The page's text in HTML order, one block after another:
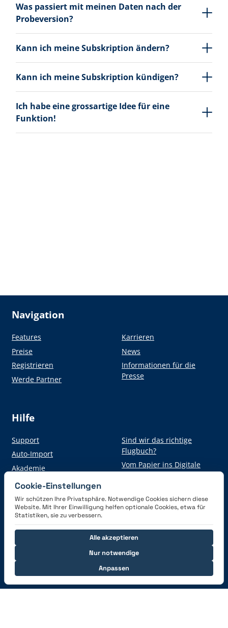
Was passiert mit meinen Daten nach der
Probeversion?
Kann ich meine Subskription ändern?
Kann ich meine Subskription kündigen?
Ich habe eine grossartige Idee für eine
Funktion!
Navigation
Features
Preise
Registrieren
Werde Partner
Karrieren
News
Informationen für die
Presse
Hilfe
Support
Auto-Import
Akademie
Sind wir das richtige
Flugbuch?
Vom Papier ins Digitale
Hol dir die App
Verbinde dich mit uns
Cookie-Einstellungen
Wir schützen Ihre Privatsphäre. Notwendige Cookies sichern diese
Website. Mit Ihrer Einwilligung helfen optionale Cookies, etwa für
Statistiken, sie zu verbessern.
Nur notwendige
Anpassen
Alle akzeptieren